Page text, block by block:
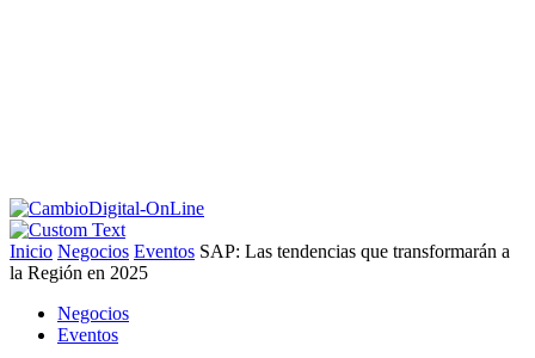
Inicio Negocios Eventos SAP: Las tendencias que transformarán a
la Región en 2025
Negocios
Eventos